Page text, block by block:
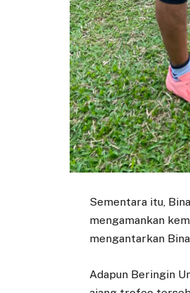
Sementara itu,
mengamankan
mengantarkan
Adapun Beringin